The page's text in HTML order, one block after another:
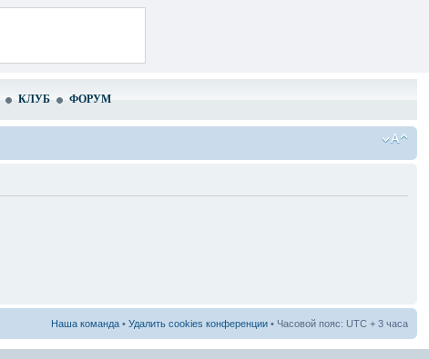
КЛУБ ФОРУМ
Наша команда • Удалить cookies конференции • Часовой пояс: UTC + 3 часа